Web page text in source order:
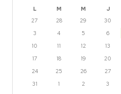
L M M J
27
28 29 30
3
4 5 6
10
11 12 13
17
18 19 20
24
25 26 27
31
1 2 3